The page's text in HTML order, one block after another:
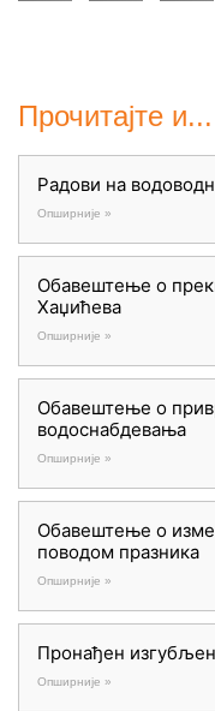
Прочитајте и...
Радови на
Опширније »
Обавештење о
Хаџићева
Опширније »
Обавештење о
водоснабдевања
Опширније »
Обавештење о
поводом празника
Опширније »
Пронађен
Опширније »